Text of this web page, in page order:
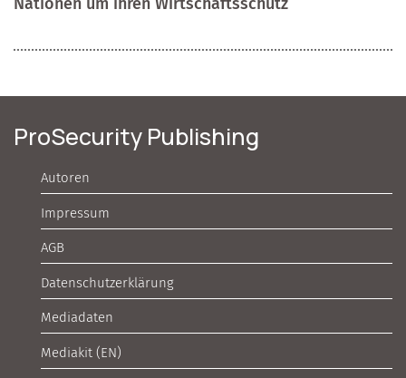
ProSecurity Publishing
Autoren
Impressum
AGB
Datenschutzerklärung
Mediadaten
Mediakit (EN)